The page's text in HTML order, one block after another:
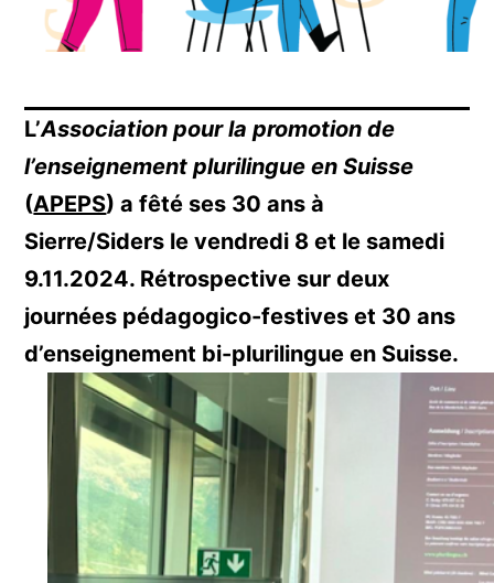
L’Association pour la promotion de
l’enseignement plurilingue en Suisse
(APEPS) a fêté ses 30 ans à
Sierre/Siders le vendredi 8 et le samedi
9.11.2024. Rétrospective sur deux
journées pédagogico-festives et 30 ans
d’enseignement bi-plurilingue en Suisse.